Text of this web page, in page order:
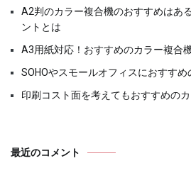
A2判のカラー複合機のおすすめはあ
ントとは
A3用紙対応！おすすめのカラー複合
SOHOやスモールオフィスにおすす
印刷コスト面を考えてもおすすめの
最近のコメント